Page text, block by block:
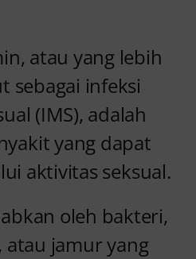
Kami
atau yang lebih
sebagai infeksi
(IMS), adalah
yang dapat
aktivitas seksual.
oleh bakteri,
atau jamur yang